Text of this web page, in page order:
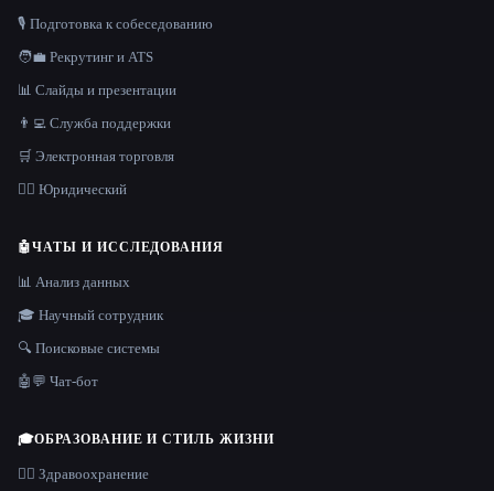
🎙️ Подготовка к собеседованию
🧑‍💼 Рекрутинг и ATS
📊 Слайды и презентации
👨‍💻 Служба поддержки
🛒 Электронная торговля
👩‍⚖️ Юридический
🤖ЧАТЫ И ИССЛЕДОВАНИЯ
📊 Анализ данных
🎓 Научный сотрудник
🔍 Поисковые системы
🤖💬 Чат-бот
🎓ОБРАЗОВАНИЕ И СТИЛЬ ЖИЗНИ
👩‍⚕️ Здравоохранение